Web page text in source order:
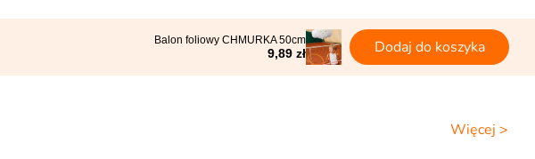
Balon foliowy CHMURKA 50cm
9,89 zł Dodaj do koszyka
Więcej >